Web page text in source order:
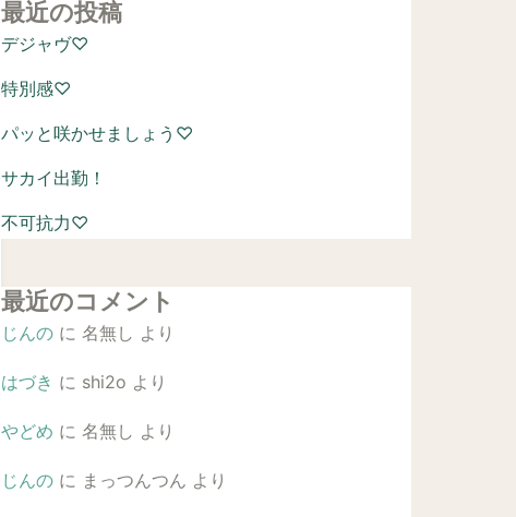
最近の投稿
デジャヴ♡
特別感♡
パッと咲かせましょう♡
サカイ出勤！
不可抗力♡
最近のコメント
じんの に 名無し より
はづき に shi2o より
やどめ に 名無し より
じんの に まっつんつん より